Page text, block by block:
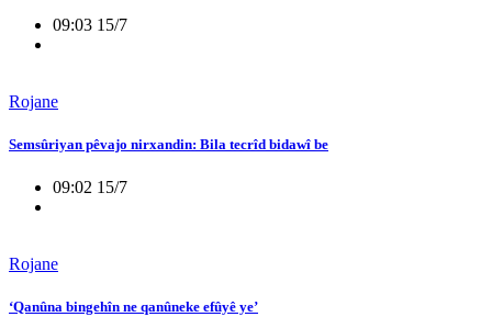
09:03 15/7
Rojane
Semsûriyan pêvajo nirxandin: Bila tecrîd bidawî be
09:02 15/7
Rojane
‘Qanûna bingehîn ne qanûneke efûyê ye’